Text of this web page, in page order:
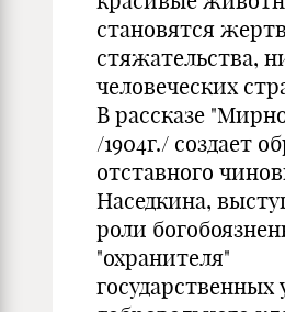
становятся
стяжательства,
человеческих
В рассказе
/1904г./ создает
отставного
Наседкина,
роли
"охранителя"
государственных